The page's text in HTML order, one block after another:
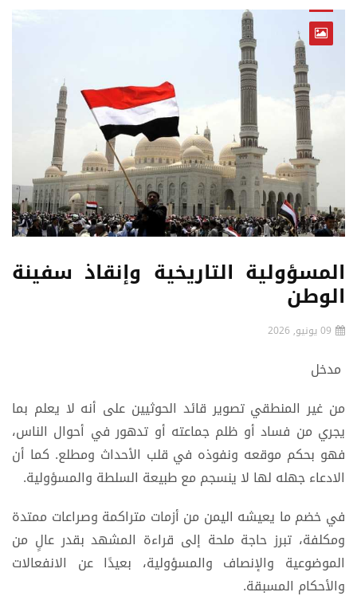
المسؤولية التاريخية وإنقاذ سفينة
الوطن
09 يونيو, 2026
مدخل
من غير المنطقي تصوير قائد الحوثيين على أنه لا يعلم بما
يجري من فساد أو ظلم جماعته أو تدهور في أحوال الناس،
فهو بحكم موقعه ونفوذه في قلب الأحداث ومطلع. كما أن
الادعاء جهله لها لا ينسجم مع طبيعة السلطة والمسؤولية.
في خضم ما يعيشه اليمن من أزمات متراكمة وصراعات ممتدة
ومكلفة، تبرز حاجة ملحة إلى قراءة المشهد بقدر عالٍ من
الموضوعية والإنصاف والمسؤولية، بعيدًا عن الانفعالات
والأحكام المسبقة.